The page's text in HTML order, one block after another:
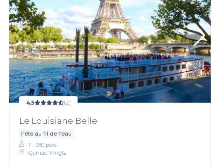
4,5 (2)
Le Louisiane Belle
Fête au fil de l’eau
1 - 350 pers.
Quinze-Vingts